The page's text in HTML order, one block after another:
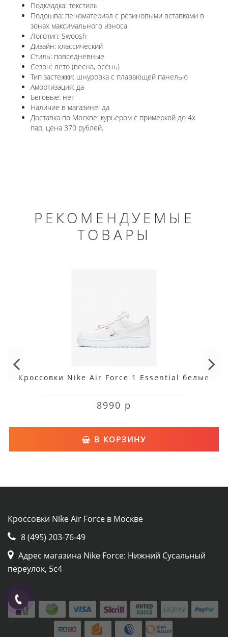
Подкладка: текстиль
Подошва: пеноматериал с резиновыми вставками в
зонах максимального износа
Логотип: Swoosh
Дизайн: классический
Стиль: повседневные
Сезон: лето (весна, осень)
Тип застежки: шнуровка с плавающей панелью
Амортизация: да
Беговые: нет
Наличие в магазине: да
Доставка по Москве: курьером с примеркой до 4х
пар, цена 370 рублей.
РЕКОМЕНДУЕМЫЕ
ТОВАРЫ
Кроссовки Nike Air Force 1 Essential белые
8990 р
В КОРЗИНУ
Кроссовки Nike Air Force в Москве
8 (495) 203-76-49
Адрес магазина Nike Force: Нижний Сусальный
переулок, 5с4